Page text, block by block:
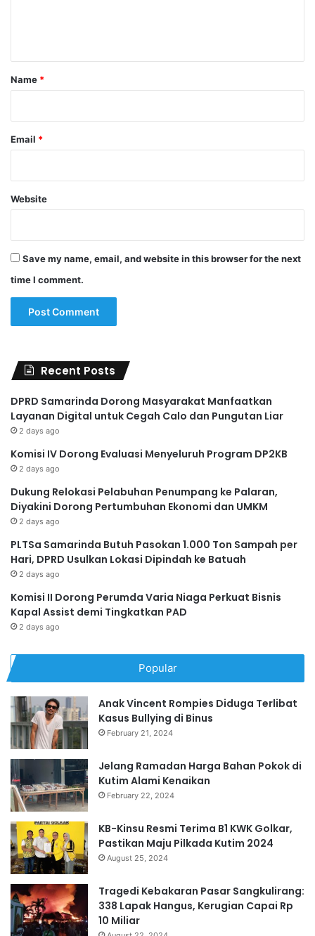
*
Name *
Email *
Website
Save my name, email, and website in this browser for the next
time I comment.
Recent Posts
DPRD Samarinda Dorong Masyarakat Manfaatkan
Layanan Digital untuk Cegah Calo dan Pungutan Liar
2 days ago
Komisi IV Dorong Evaluasi Menyeluruh Program DP2KB
2 days ago
Dukung Relokasi Pelabuhan Penumpang ke Palaran,
Diyakini Dorong Pertumbuhan Ekonomi dan UMKM
2 days ago
PLTSa Samarinda Butuh Pasokan 1.000 Ton Sampah per
Hari, DPRD Usulkan Lokasi Dipindah ke Batuah
2 days ago
Komisi II Dorong Perumda Varia Niaga Perkuat Bisnis
Kapal Assist demi Tingkatkan PAD
2 days ago
Popular
Anak Vincent Rompies Diduga Terlibat
Kasus Bullying di Binus
February 21, 2024
Jelang Ramadan Harga Bahan Pokok di
Kutim Alami Kenaikan
February 22, 2024
KB-Kinsu Resmi Terima B1 KWK Golkar,
Pastikan Maju Pilkada Kutim 2024
August 25, 2024
Tragedi Kebakaran Pasar Sangkulirang:
338 Lapak Hangus, Kerugian Capai Rp
10 Miliar